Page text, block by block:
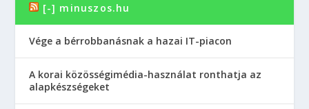
[-] minuszos.hu
Vége a bérrobbanásnak a hazai IT-piacon
A korai közösségimédia-használat ronthatja az
alapkészségeket